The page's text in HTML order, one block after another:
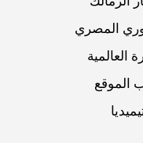
المصري
العالمية
الموقع